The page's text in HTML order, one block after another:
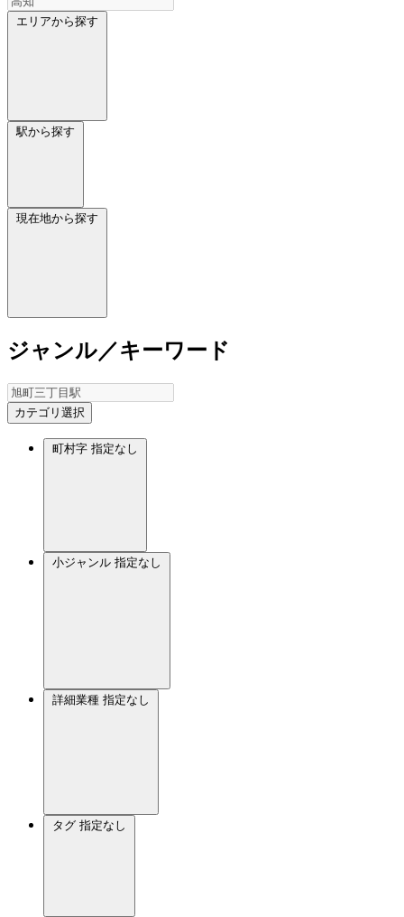
エリアから探す
駅から探す
現在地から探す
ジャンル／キーワード
カテゴリ選択
町村字 指定なし
小ジャンル 指定なし
詳細業種 指定なし
タグ 指定なし